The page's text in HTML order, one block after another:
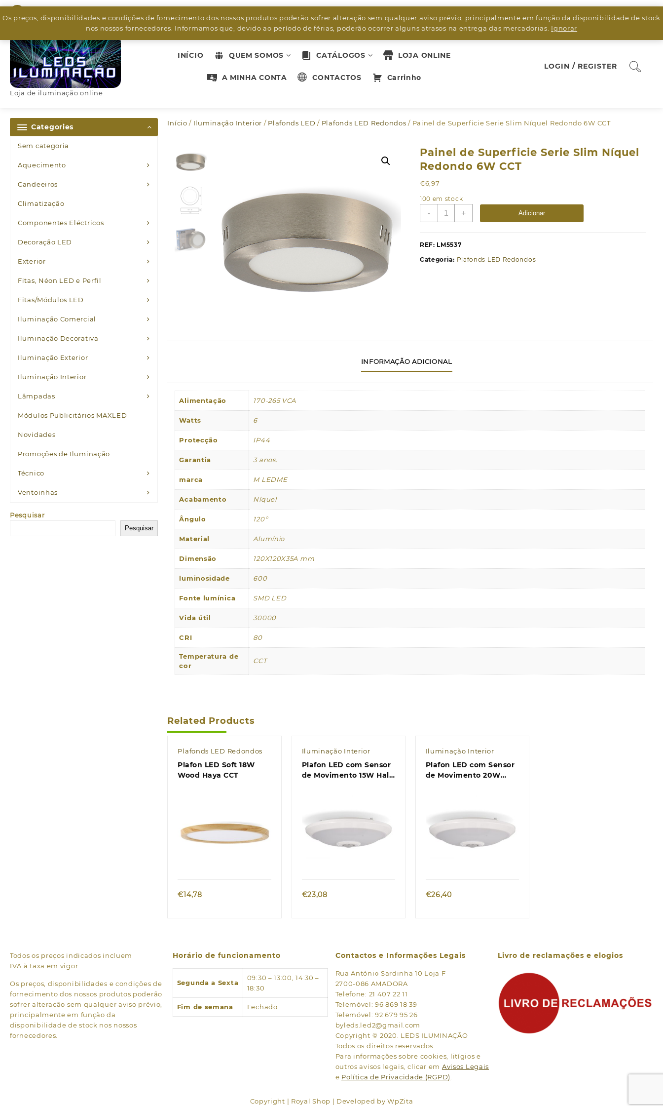
Os preços, disponibilidades e condições de fornecimento dos nossos produtos poderão sofrer alteração sem qualquer aviso prévio, principalmente em função da disponibilidade de stock
nos nossos fornecedores. Informamos que, devido ao período de férias, poderão ocorrer alguns atrasos na entrega das mercadorias. Ignorar
Skip
to
Loja de iluminação online
INÍCIO QUEM SOMOS CATÁLOGOS LOJA ONLINE
A MINHA CONTA CONTACTOS Carrinho
LOGIN / REGISTER
Categories
Sem categoria
Aquecimento
Candeeiros
Climatização
Componentes Eléctricos
Decoração LED
Exterior
Fitas, Néon LED e Perfil
Fitas/Módulos LED
Iluminação Comercial
Iluminação Decorativa
Iluminação Exterior
Iluminação Interior
Lâmpadas
Módulos Publicitários MAXLED
Novidades
Promoções de Iluminação
Técnico
Ventoinhas
Pesquisar
Pesquisar
Início / Iluminação Interior / Plafonds LED / Plafonds LED Redondos / Painel de Superficie Serie Slim Níquel Redondo 6W CCT
Painel de Superficie Serie Slim Níquel
Redondo 6W CCT
€6,97
100 em stock
-
Quantidade
Serie
+ Adicionar
REF: LM5537
Categoria: Plafonds LED Redondos
INFORMAÇÃO ADICIONAL
Alimentação 170-265 VCA
Watts 6
Protecção IP44
Garantia 3 anos.
marca M LEDME
Acabamento Níquel
Ângulo 120º
Material Alumínio
Dimensão 120X120X35A mm
luminosidade 600
Fonte lumínica SMD LED
Vida útil 30000
CRI 80
Temperatura de
cor
CCT
Related Products
Plafonds LED Redondos
Plafon LED Soft 18W
Wood Haya CCT
€14,78
Iluminação Interior
Plafon LED com Sensor
de Movimento 15W Halls
€23,08
Iluminação Interior
Plafon LED com Sensor
de Movimento 20W
€26,40
Todos os preços indicados incluem
IVA à taxa em vigor
Os preços, disponibilidades e condições de
fornecimento dos nossos produtos poderão
sofrer alteração sem qualquer aviso prévio,
principalmente em função da
disponibilidade de stock nos nossos
fornecedores.
Horário de funcionamento
Segunda a Sexta
09:30 – 13:00, 14:30 –
18:30
Fim de semana Fechado
Contactos e Informações Legais
Rua António Sardinha 10 Loja F
2700-086 AMADORA
Telefone: 21 407 22 11
Telemóvel: 96 869 18 39
Telemóvel: 92 679 95 26
byleds.led2@gmail.com
Copyright © 2020. LEDS ILUMINAÇÃO
Todos os direitos reservados.
Para informações sobre cookies, litígios e
outros avisos legais, clicar em Avisos Legais
e Política de Privacidade (RGPD)
Livro de reclamações e elogios
Copyright | Royal Shop | Developed by WpZita